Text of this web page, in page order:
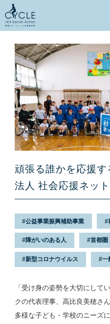
頑張る誰かを応援
法人 社会応援ネッ
公益事業振興補助事業
障がいのある人 首都圏
新型コロナウイルス 一
「受け身の姿勢を大切にして
クの代表理事、高比良美穂さ
多様な子ども・学校のニーズ